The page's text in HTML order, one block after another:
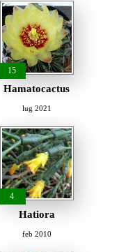
15
Hamatocactus
lug 2021
4
Hatiora
feb 2010